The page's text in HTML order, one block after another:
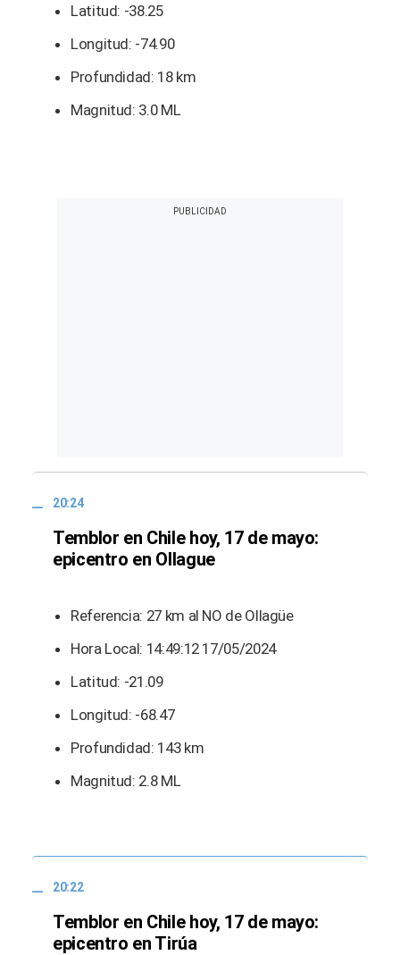
Latitud: -38.25
Longitud: -74.90
Profundidad: 18 km
Magnitud: 3.0 ML
20:24
Temblor en Chile hoy, 17 de mayo:
epicentro en Ollague
Referencia: 27 km al NO de Ollagüe
Hora Local: 14:49:12 17/05/2024
Latitud: -21.09
Longitud: -68.47
Profundidad: 143 km
Magnitud: 2.8 ML
20:22
Temblor en Chile hoy, 17 de mayo:
epicentro en Tirúa